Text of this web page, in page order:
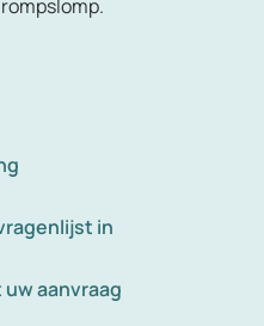
in
aanvraag